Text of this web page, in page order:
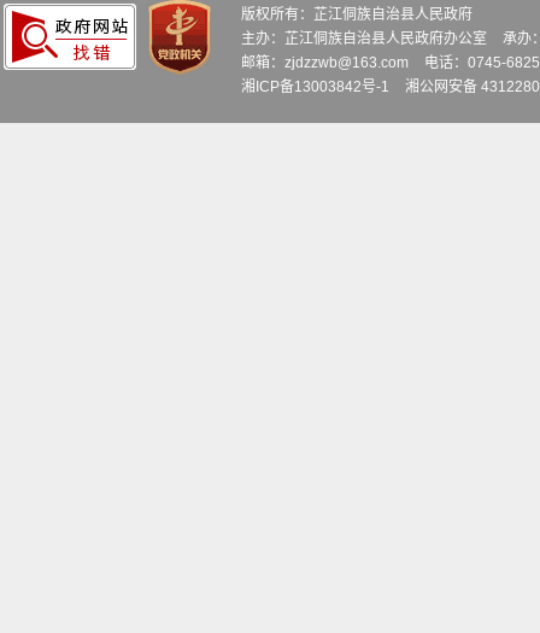
版权所有：芷江侗族自治县人民政府
主办：芷江侗族自治县人民政府办公室
承办
邮箱：zjdzzwb@163.com
电话：0745-
湘ICP备13003842号-1
湘公网安备